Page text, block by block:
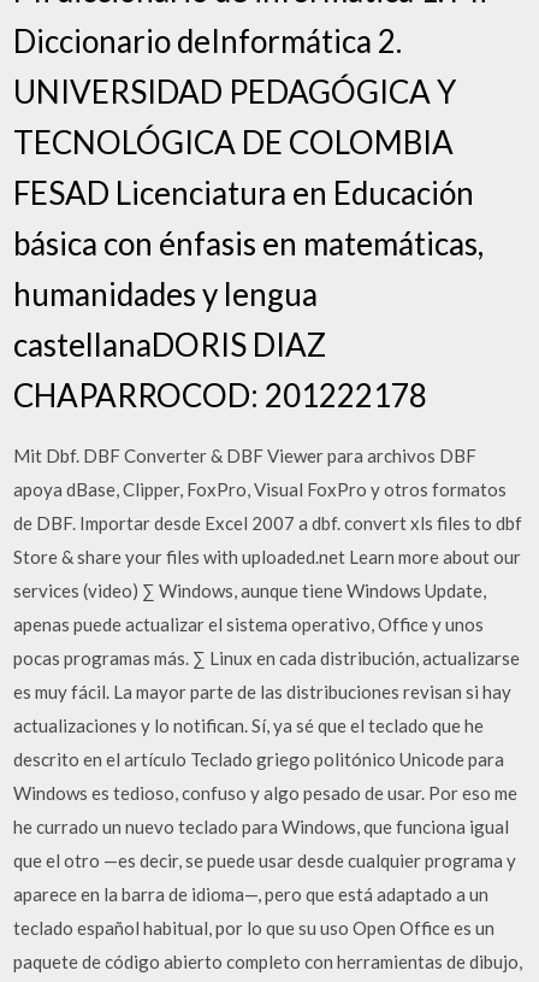
Diccionario deInformática 2.
UNIVERSIDAD PEDAGÓGICA Y
TECNOLÓGICA DE COLOMBIA
FESAD Licenciatura en Educación
básica con énfasis en matemáticas,
humanidades y lengua
castellanaDORIS DIAZ
CHAPARROCOD: 201222178
Mit Dbf. DBF Converter & DBF Viewer para archivos DBF
apoya dBase, Clipper, FoxPro, Visual FoxPro y otros formatos
de DBF. Importar desde Excel 2007 a dbf. convert xls files to dbf
Store & share your files with uploaded.net Learn more about our
services (video) ∑ Windows, aunque tiene Windows Update,
apenas puede actualizar el sistema operativo, Office y unos
pocas programas más. ∑ Linux en cada distribución, actualizarse
es muy fácil. La mayor parte de las distribuciones revisan si hay
actualizaciones y lo notifican. Sí, ya sé que el teclado que he
descrito en el artículo Teclado griego politónico Unicode para
Windows es tedioso, confuso y algo pesado de usar. Por eso me
he currado un nuevo teclado para Windows, que funciona igual
que el otro —es decir, se puede usar desde cualquier programa y
aparece en la barra de idioma—, pero que está adaptado a un
teclado español habitual, por lo que su uso Open Office es un
paquete de código abierto completo con herramientas de dibujo,